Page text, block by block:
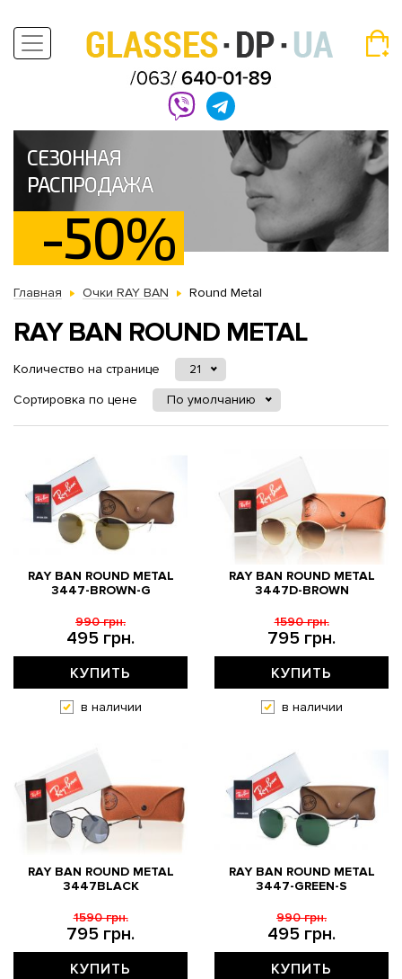
СЕЗОННАЯ
РАСПРОДАЖА
-50%
Главная Очки RAY BAN Round Metal
RAY BAN ROUND METAL
Количество на странице
21
Сортировка по цене
По умолчанию
RAY BAN ROUND METAL
3447-BROWN-G
495 грн.
990 грн.
КУПИТЬ
в наличии
RAY BAN ROUND METAL
3447D-BROWN
795 грн.
1590 грн.
КУПИТЬ
в наличии
RAY BAN ROUND METAL
3447BLACK
795 грн.
1590 грн.
КУПИТЬ
RAY BAN ROUND METAL
3447-GREEN-S
495 грн.
990 грн.
КУПИТЬ